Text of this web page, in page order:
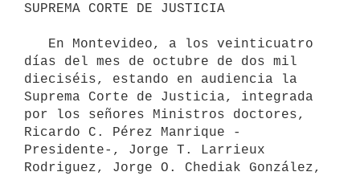
SUPREMA CORTE DE JUSTICIA
días del mes de octubre de dos mil
dieciséis, estando en audiencia la
Suprema Corte de Justicia, integrada
por los señores Ministros doctores,
Ricardo C. Pérez Manrique -
Presidente-, Jorge T. Larrieux
Rodriguez, Jorge O. Chediak González,